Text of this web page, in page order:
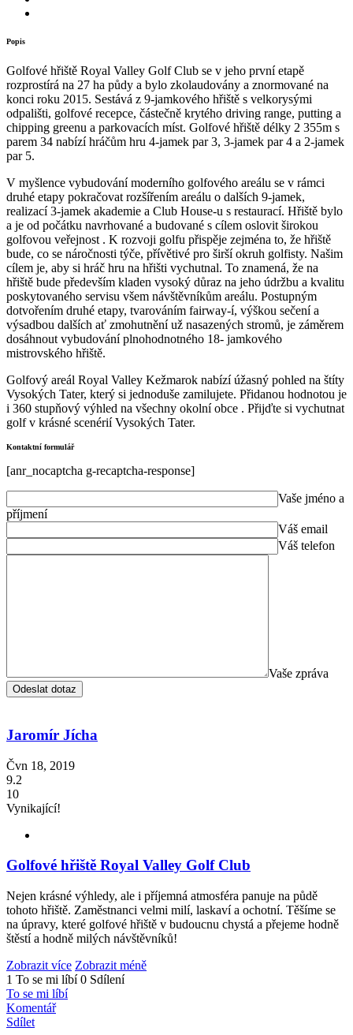
Popis
Golfové hřiště Royal Valley Golf Club se v jeho první etapě
rozprostírá na 27 ha půdy a bylo zkolaudovány a znormované na
konci roku 2015. Sestává z 9-jamkového hřiště s velkorysými
odpališti, golfové recepce, částečně krytého driving range, putting a
chipping greenu a parkovacích míst. Golfové hřiště délky 2 355m s
parem 34 nabízí hráčům hru 4-jamek par 3, 3-jamek par 4 a 2-jamek
par 5.
V myšlence vybudování moderního golfového areálu se v rámci
druhé etapy pokračovat rozšířením areálu o dalších 9-jamek,
realizací 3-jamek akademie a Club House-u s restaurací. Hřiště bylo
a je od počátku navrhované a budované s cílem oslovit širokou
golfovou veřejnost . K rozvoji golfu přispěje zejména to, že hřiště
bude, co se náročnosti týče, přívětivé pro širší okruh golfisty. Našim
cílem je, aby si hráč hru na hřišti vychutnal. To znamená, že na
hřiště bude především kladen vysoký důraz na jeho údržbu a kvalitu
poskytovaného servisu všem návštěvníkům areálu. Postupným
dotvořením druhé etapy, tvarováním fairway-í, výškou sečení a
výsadbou dalších ať zmohutnění už nasazených stromů, je záměrem
dosáhnout vybudování plnohodnotného 18- jamkového
mistrovského hřiště.
Golfový areál Royal Valley Kežmarok nabízí úžasný pohled na štíty
Vysokých Tater, který si jednoduše zamilujete. Přidanou hodnotou je
i 360 stupňový výhled na všechny okolní obce . Přijďte si vychutnat
golf v krásné scenérií Vysokých Tater.
Kontaktní formulář
[anr_nocaptcha g-recaptcha-response]
Vaše jméno a
příjmení
Váš email
Váš telefon
Vaše zpráva
Jaromír Jícha
Čvn 18, 2019
9.2
10
Vynikající!
Golfové hřiště Royal Valley Golf Club
Nejen krásné výhledy, ale i příjemná atmosféra panuje na půdě
tohoto hřiště. Zaměstnanci velmi milí, laskaví a ochotní. Těšíme se
na úpravy, které golfové hřiště v budoucnu chystá a přejeme hodně
štěstí a hodně milých návštěvníků!
Zobrazit více Zobrazit méně
1 To se mi líbí 0 Sdílení
To se mi líbí
Komentář
Sdílet